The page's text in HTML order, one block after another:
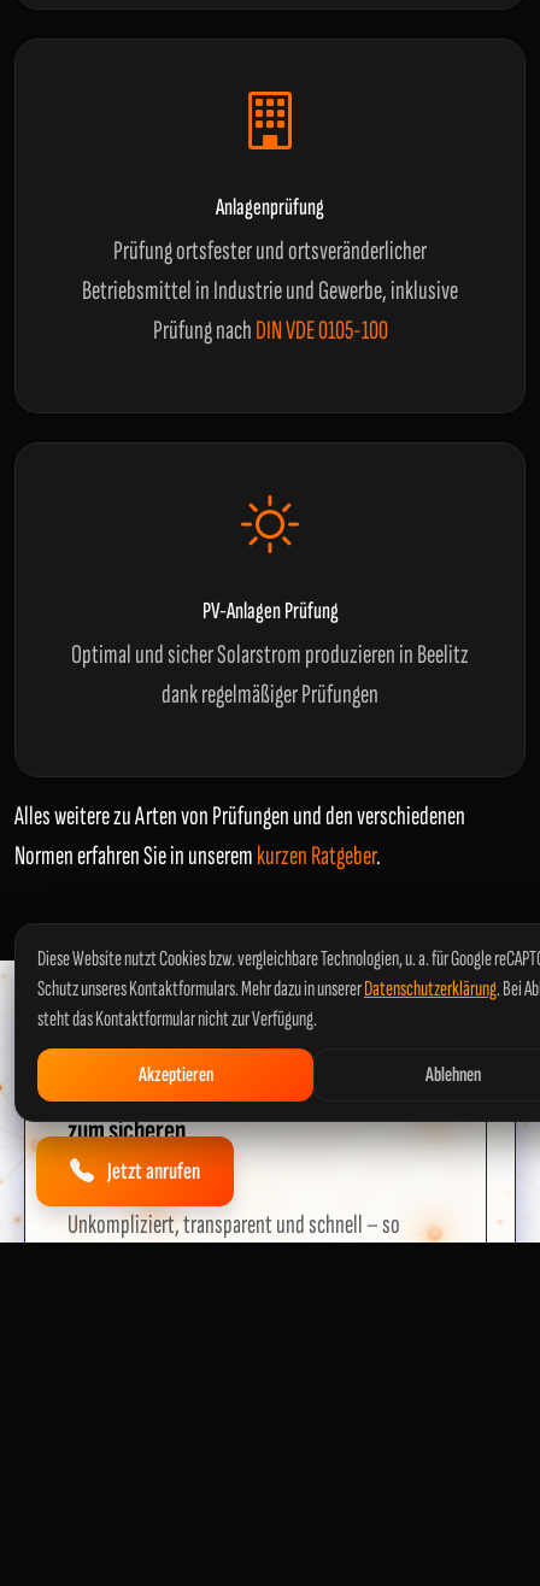
Jetzt anrufen
Anlagenprüfung
Prüfung ortsfester und ortsveränderlicher
Betriebsmittel in Industrie und Gewerbe, inklusive
Prüfung nachDIN VDE 0105-100
PV-Anlagen Prüfung
Optimal und sicher Solarstrom produzieren in Beelitz
dank regelmäßiger Prüfungen
Alles weitere zu Arten von Prüfungen und den verschiedenen
Normen erfahren Sie in unseremkurzen Ratgeber.
SO EINFACH GEHT'S
In 4 Schritten
zum sicheren
E-Check
Unkompliziert, transparent und schnell – so
Diese Website nutzt Cookies bzw. vergleichbare Technologien, u. a. für Google
Schutz unseres Kontaktformulars. Mehr dazu in unsererDatenschutzerklärung. Bei
steht das Kontaktformular nicht zur Verfügung.
Akzeptieren Ablehnen